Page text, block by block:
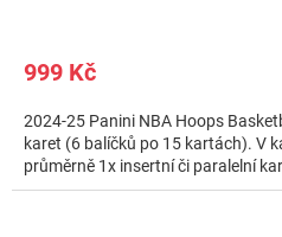
999 Kč
2024-25 Panini NBA Hoops
karet (6 balíčků po 15 kartách). V
průměrně 1x insertní či paralelní